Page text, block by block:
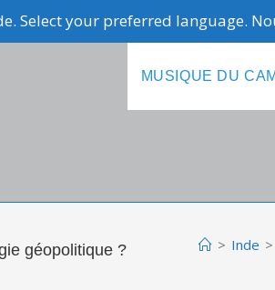
Select your preferred language.
MUSIQUE DU
géopolitique ? > Inde >